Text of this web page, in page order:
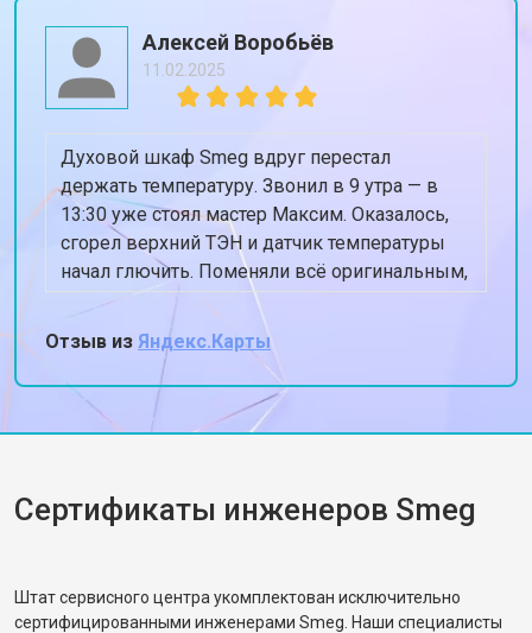
Алексей Воробьёв
11.02.2025
Духовой шкаф Smeg вдруг перестал
держать температуру. Звонил в 9 утра — в
13:30 уже стоял мастер Максим. Оказалось,
сгорел верхний ТЭН и датчик температуры
начал глючить. Поменяли всё оригинальным,
духовка теперь греет ровно 180, когда
ставлю 180. Спасибо, жена снова готовит
Отзыв из Яндекс.Карты
Сертификаты инженеров Smeg
Штат сервисного центра укомплектован исключительно
сертифицированными инженерами Smeg. Наши специалисты